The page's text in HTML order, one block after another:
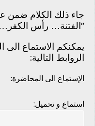
“الفتنة… رأس
يمكنكم الاستماع الى
الروابط التالية:
الإستماع الى المحاضرة:
استماع و تحميل: